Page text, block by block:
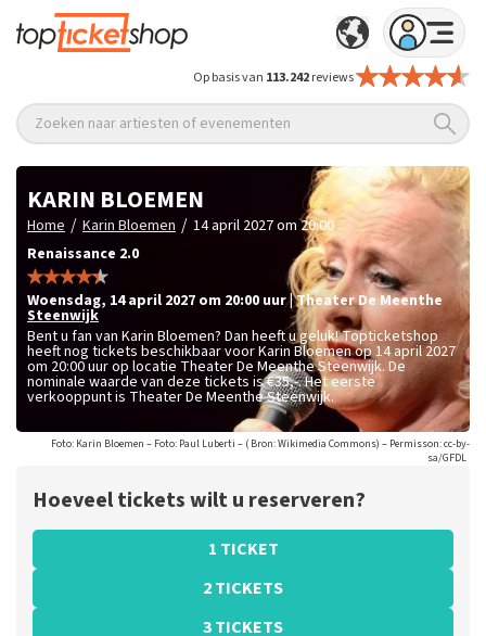
Op basis van 113.242reviews
Zoeken naar artiesten of evenementen
KARIN BLOEMEN
Home / Karin Bloemen / 14 april 2027 om 20:00
Renaissance 2.0
woensdag, 14 april 2027 om 20:00 uur |Theater De Meenthe
Steenwijk
Bent u fan van Karin Bloemen? Dan heeft u geluk! Topticketshop
heeft nog tickets beschikbaar voor Karin Bloemen op 14 april 2027
om 20:00 uur op locatie Theater De Meenthe Steenwijk. De
nominale waarde van deze tickets is€35,-. Het eerste
verkooppunt is Theater De Meenthe Steenwijk.
Foto: Karin Bloemen – Foto: Paul Luberti – ( Bron: Wikimedia Commons) – Permisson: cc-by-
sa/GFDL
Hoeveel tickets wilt u reserveren?
1 TICKET
2 TICKETS
3 TICKETS